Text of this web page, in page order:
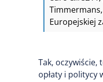
Europejskiej
Tak, oczywiście,
opłaty i politycy